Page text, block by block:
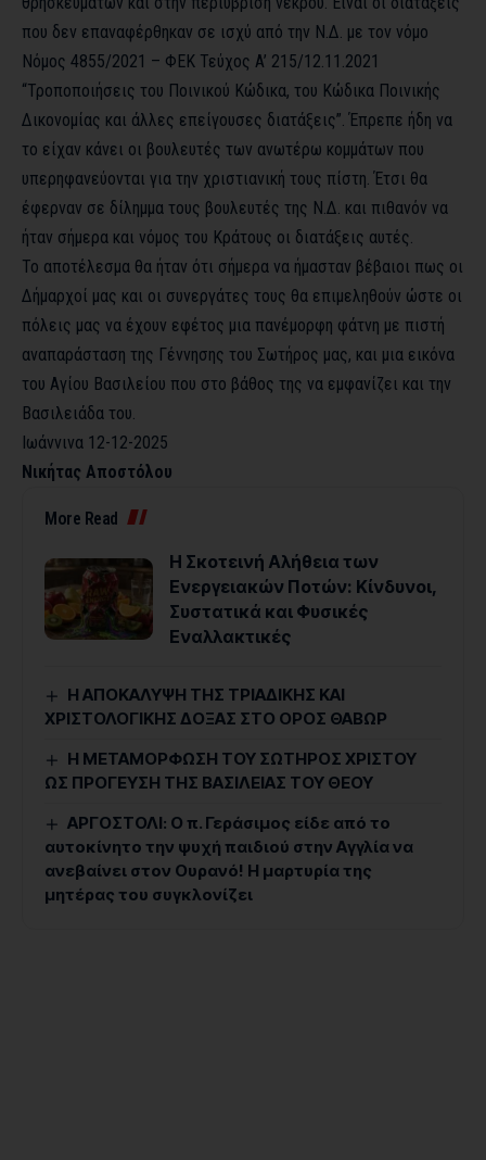
που δεν επαναφέρθηκαν σε ισχύ από την Ν.Δ. με τον νόμο
Νόμος 4855/2021 – ΦΕΚ Τεύχος A’ 215/12.11.2021
“Τροποποιήσεις του Ποινικού Κώδικα, του Κώδικα Ποινικής
Δικονομίας και άλλες επείγουσες διατάξεις”. Έπρεπε ήδη να
το είχαν κάνει οι βουλευτές των ανωτέρω κομμάτων που
υπερηφανεύονται για την χριστιανική τους πίστη. Έτσι θα
έφερναν σε δίλημμα τους βουλευτές της Ν.Δ. και πιθανόν να
ήταν σήμερα και νόμος του Κράτους οι διατάξεις αυτές.
Το αποτέλεσμα θα ήταν ότι σήμερα να ήμασταν βέβαιοι πως οι
Δήμαρχοί μας και οι συνεργάτες τους θα επιμεληθούν ώστε οι
πόλεις μας να έχουν εφέτος μια πανέμορφη φάτνη με πιστή
αναπαράσταση της Γέννησης του Σωτήρος μας, και μια εικόνα
του Αγίου Βασιλείου που στο βάθος της να εμφανίζει και την
Βασιλειάδα του.
Ιωάννινα 12-12-2025
Νικήτας Αποστόλου
More Read
Η Σκοτεινή Αλήθεια των
Ενεργειακών Ποτών: Κίνδυνοι,
Συστατικά και Φυσικές
Εναλλακτικές
Η ΑΠΟΚΑΛΥΨΗ ΤΗΣ ΤΡΙΑΔΙΚΗΣ ΚΑΙ
ΧΡΙΣΤΟΛΟΓΙΚΗΣ ΔΟΞΑΣ ΣΤΟ ΟΡΟΣ ΘΑΒΩΡ
Η ΜΕΤΑΜΟΡΦΩΣΗ ΤΟΥ ΣΩΤΗΡΟΣ ΧΡΙΣΤΟΥ
ΩΣ ΠΡΟΓΕΥΣΗ ΤΗΣ ΒΑΣΙΛΕΙΑΣ ΤΟΥ ΘΕΟΥ
ΑΡΓΟΣΤΟΛΙ: Ο π. Γεράσιμος είδε από το
αυτοκίνητο την ψυχή παιδιού στην Αγγλία να
ανεβαίνει στον Ουρανό! Η μαρτυρία της
μητέρας του συγκλονίζει